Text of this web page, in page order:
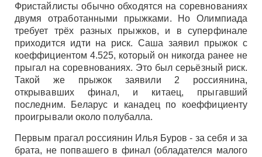
Фристайлисты обычно обходятся на соревнованиях
двумя отработанными прыжками. Но Олимпиада
требует трёх разных прыжков, и в суперфинале
приходится идти на риск. Саша заявил прыжок с
коеффициентом 4.525, который он никогда ранее не
прыгал на соревнованиях. Это был серьёзный риск.
Такой же прыжок заявили 2 россиянина,
открывавших финал, и китаец, прыгавший
последним. Беларус и канадец по коеффициенту
проигрывали около полубалла.
Первым прагал россиянин Илья Буров - за себя и за
брата, не попвашего в финал (обладателся малого